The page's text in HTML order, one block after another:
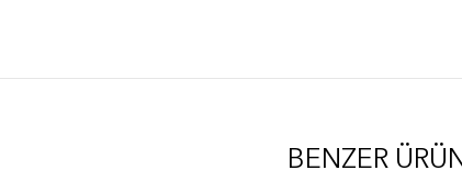
BENZER